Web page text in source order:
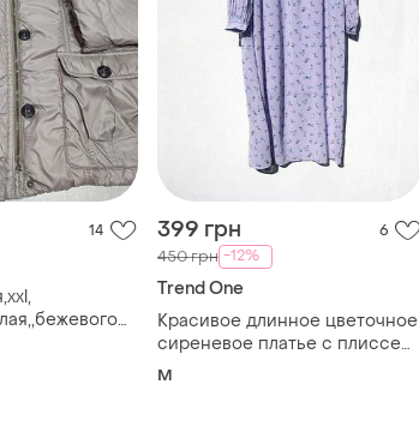
14 399 грн 6
450 грн -12%
Trend One
Красивое длинное цветочное
сиреневое платье с плиссе
trend one
M